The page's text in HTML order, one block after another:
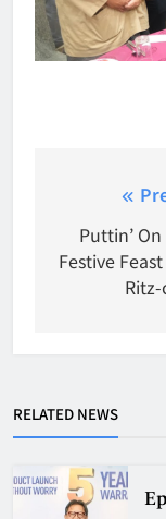
Puttin’
Festive
RELATED NEWS